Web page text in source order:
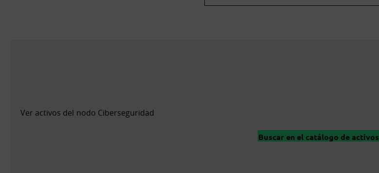
Ver activos del nodo Ciberseguridad
Buscar en el catálogo de activos